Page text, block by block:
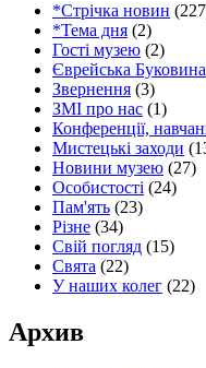
*Стрічка новин
*Тема дня (2)
Гості музею (2)
Єврейська Буковина
Звернення (3)
ЗМІ про нас (1)
Конференції,
Мистецькі заходи
Новини музею (27)
Особистості (24)
Пам'ять (23)
Різне (34)
Свій погляд (15)
Свята (22)
У наших колег (22)
Архив